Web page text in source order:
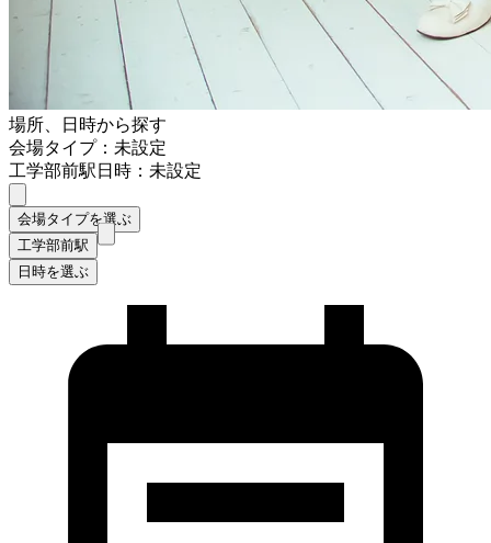
場所、日時から探す
会場タイプ：未設定
工学部前駅日時：未設定
会場タイプを選ぶ
工学部前駅
日時を選ぶ